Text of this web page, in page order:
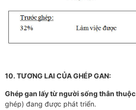
10. TƯƠNG LAI CỦA GHÉP GAN:
Ghép gan lấy từ người sống thân thuộc
ghép) đang được phát triển.